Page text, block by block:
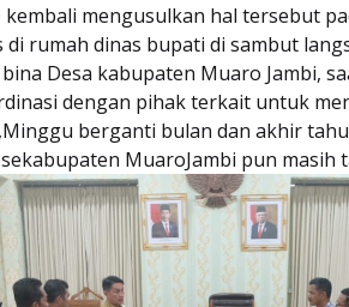
mengusulkan hal tersebut
di rumah dinas bupati di sambut
Desa kabupaten Muaro Jambi,
dengan pihak terkait untuk
berganti bulan dan akhir
MuaroJambi pun masih